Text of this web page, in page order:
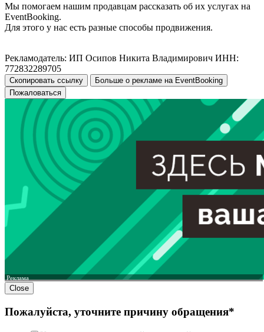
Мы помогаем нашим продавцам рассказать об их услугах на
EventBooking.
Для этого у нас есть разные способы продвижения.
Рекламодатель: ИП Осипов Никита Владимирович ИНН:
772832289705
Скопировать ссылку
Больше о рекламе на EventBooking
Пожаловаться
Реклама
Close
Пожалуйста, уточните причину обращения*